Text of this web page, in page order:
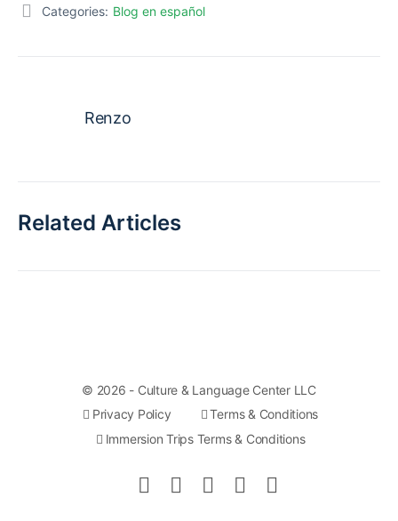
Categories: Blog en español
Renzo
Related Articles
© 2026 - Culture & Language Center LLC
Privacy Policy
Terms & Conditions
Immersion Trips Terms & Conditions